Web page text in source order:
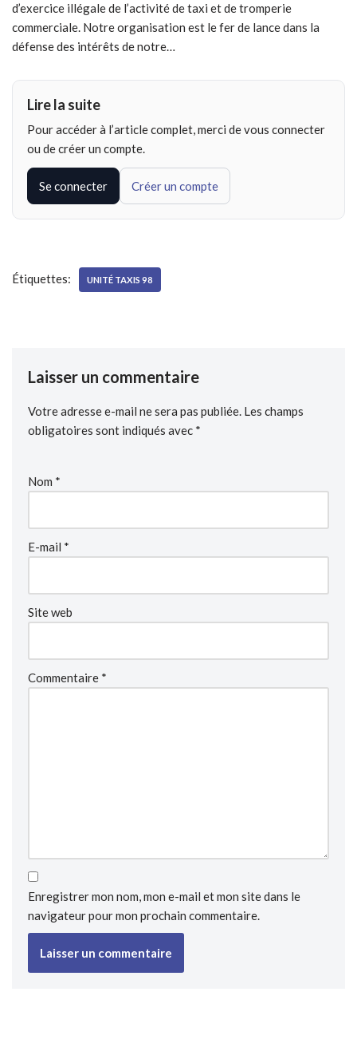
d’exercice illégale de l’activité de taxi et de tromperie
commerciale. Notre organisation est le fer de lance dans la
défense des intérêts de notre…
Lire la suite
Pour accéder à l’article complet, merci de vous connecter
ou de créer un compte.
Se connecter Créer un compte
Étiquettes: UNITÉ TAXIS 98
Laisser un commentaire
Votre adresse e-mail ne sera pas publiée. Les champs
obligatoires sont indiqués avec *
Nom *
E-mail *
Site web
Commentaire *
Enregistrer mon nom, mon e-mail et mon site dans le
navigateur pour mon prochain commentaire.